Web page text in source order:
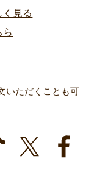
いただくことも可